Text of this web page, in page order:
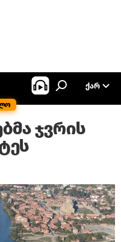
ᲥᲐᲠ
ჯვრის